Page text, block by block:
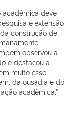
acadêmica deve
e extensão
construção de
observou a
e destacou a
muito esse
da ousadia e do
acadêmica.”,